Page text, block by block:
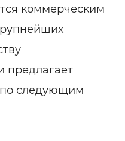
коммерческим
предлагает
следующим